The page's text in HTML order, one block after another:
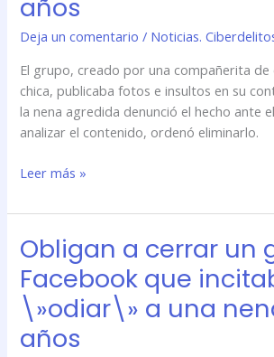
años
Deja un comentario / Noticias.
El grupo, creado por una compañerita de
chica, publicaba fotos e insultos en su
la nena agredida denunció el hecho ante
analizar el contenido, ordenó eliminarlo.
de
Facebook
incitaba
a
\»odiar\»
a
nena
años
Leer más »
Obligan a cerrar un
Facebook que
\»odiar\» a una
años
Obligan
cerrar
un
grupo
de